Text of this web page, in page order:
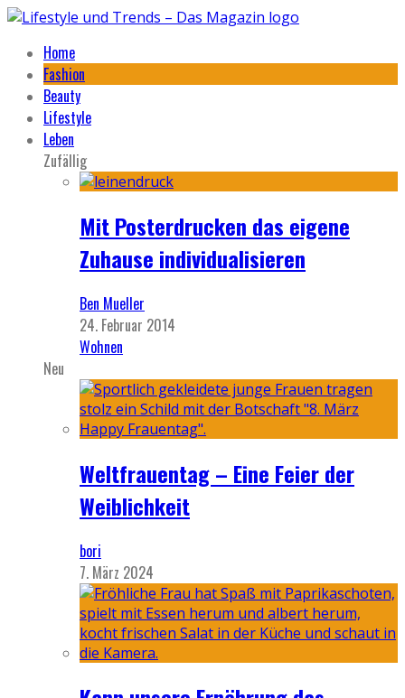
Home
Fashion
Beauty
Lifestyle
Leben
Zufällig
Mit Posterdrucken das eigene
Zuhause individualisieren
Ben Mueller
24. Februar 2014
Wohnen
Neu
Weltfrauentag – Eine Feier der
Weiblichkeit
bori
7. März 2024